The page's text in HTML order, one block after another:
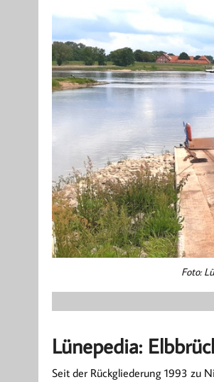
Foto:
Lünepedia:
Seit der Rückgliederung 1993 zu